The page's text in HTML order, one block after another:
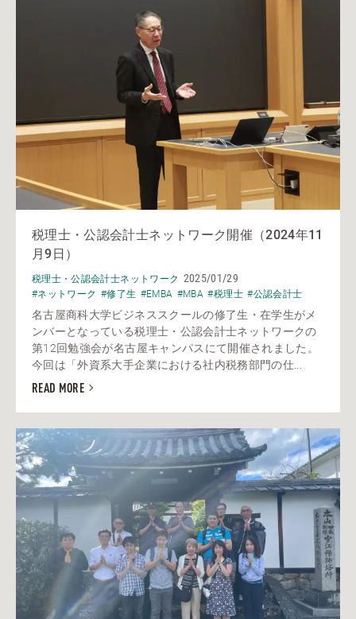
税理士・公認会計士ネットワーク開催（2024年11
月9日）
税理士・公認会計士ネットワーク 2025/01/29
#ネットワーク #修了生 #EMBA #MBA #税理士 #公認会計士
名古屋商科大学ビジネススクールの修了生・在学生がメ
ンバーとなっている税理士・公認会計士ネットワークの
第12回勉強会が名古屋キャンパスにて開催されました。
今回は「外資系大手企業における社内税務部門の仕...
READ MORE